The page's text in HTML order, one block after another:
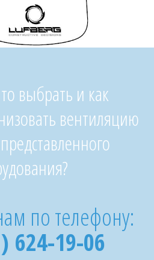
выбрать и как
вентиляцию
по телефону:
624-19-06